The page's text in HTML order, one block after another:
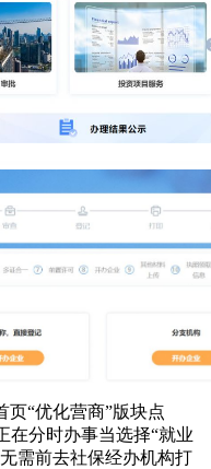
“优化营商”版块点
在分时办事当选择“就业
需前去社保经办机构打